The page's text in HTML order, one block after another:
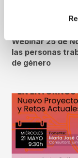
Webinar 25 de
las personas
de género